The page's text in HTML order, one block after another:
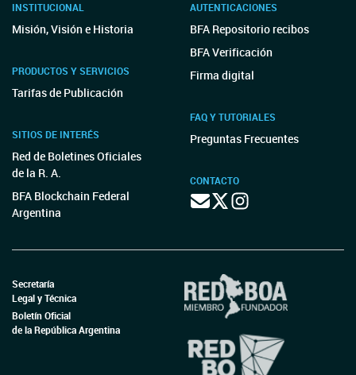
INSTITUCIONAL
Misión, Visión e Historia
PRODUCTOS Y SERVICIOS
Tarifas de Publicación
SITIOS DE INTERÉS
Red de Boletines Oficiales
de la R. A.
BFA Blockchain Federal
Argentina
AUTENTICACIONES
BFA Repositorio recibos
BFA Verificación
Firma digital
FAQ Y TUTORIALES
Preguntas Frecuentes
CONTACTO
Secretaría
Legal y Técnica
Boletín Oficial
de la República Argentina